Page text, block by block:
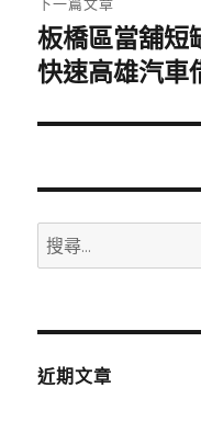
下
一
文
板橋區當舖短
快速高雄汽車
搜
尋
鍵
近期文章